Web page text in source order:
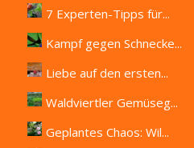
7 Experten-Tipps für...
Kampf gegen Schnecke...
Liebe auf den ersten...
Waldviertler Gemüseg...
Geplantes Chaos: Wil...